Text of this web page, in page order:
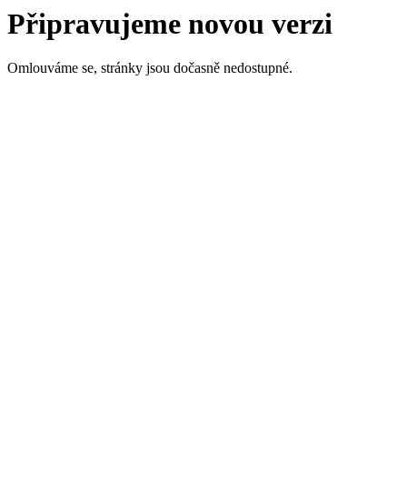
Připravujeme novou verzi
Omlouváme se, stránky jsou dočasně nedostupné.